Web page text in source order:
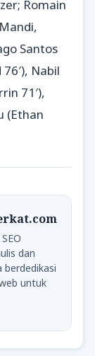
Romain
Santos
Nabil
71′),
(Ethan
dan
berdedikasi
untuk